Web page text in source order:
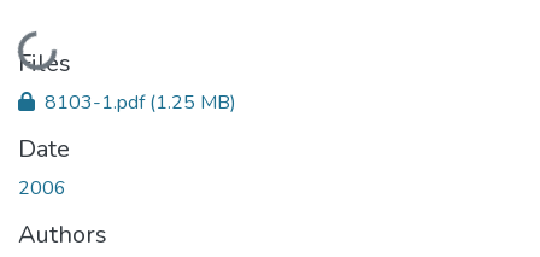
Loading...
Files
8103-1.pdf(1.25 MB)
Date
2006
Authors